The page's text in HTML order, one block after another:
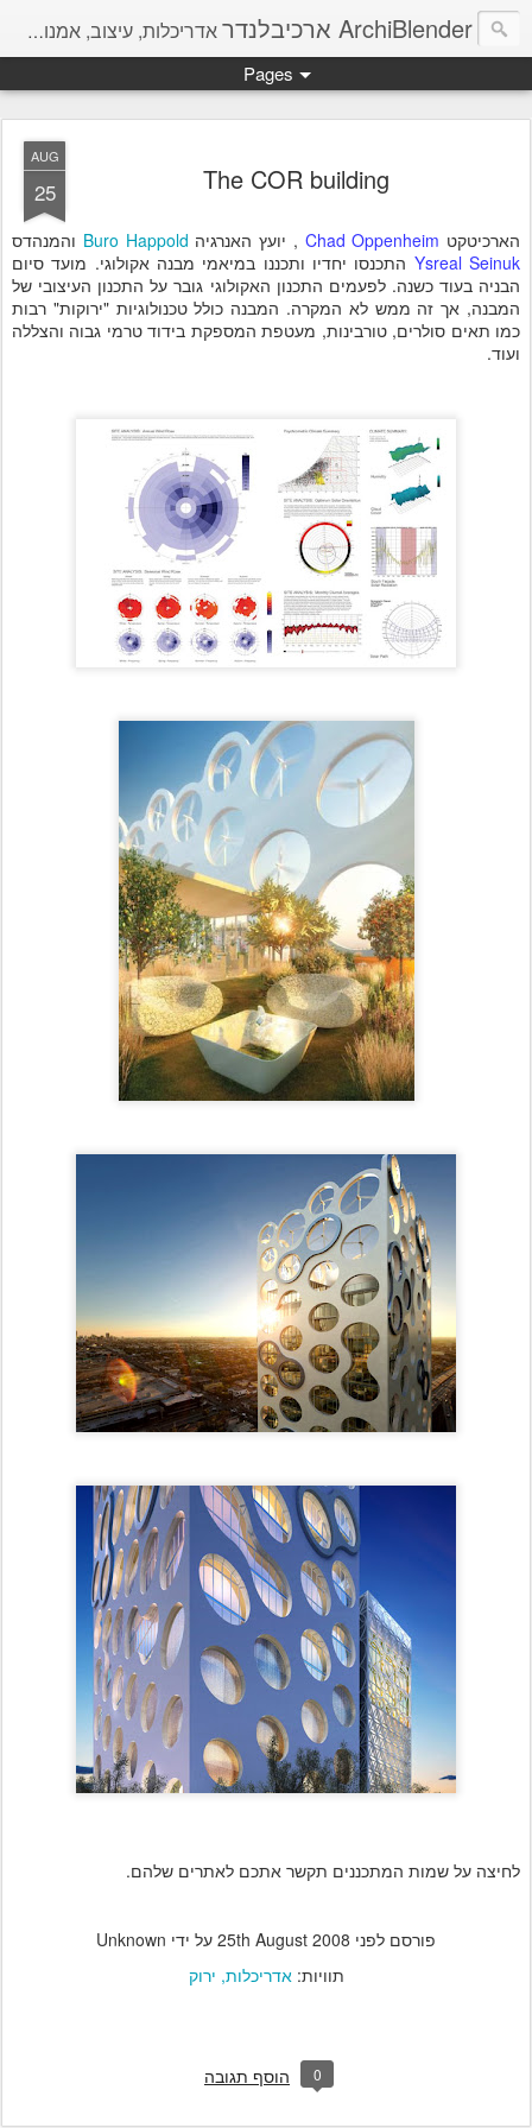
ArchiBlender ארכיבלנדר אדריכלות, עיצוב, אמנות, מחשבות והמון חומר להשראה.
Pages
AUG
25 The COR building
הארכיטקט Chad Oppenheim , יועץ האנרגיה Buro Happold והמנהדס
Ysreal Seinuk התכנסו יחדיו ותכננו במיאמי מבנה אקולוגי. מועד סיום
הבניה בעוד כשנה. לפעמים התכנון האקולוגי גובר על התכנון העיצובי של
המבנה, אך זה ממש לא המקרה. המבנה כולל טכנולוגיות "ירוקות" רבות
כמו תאים סולרים, טורבינות, מעטפת המספקת בידוד טרמי גבוה והצללה
ועוד.
לחיצה על שמות המתכננים תקשר אתכם לאתרים שלהם.
פורסם לפני 25th August 2008 על ידי Unknown
תוויות:אדריכלות ירוק
0 הוסף תגובה